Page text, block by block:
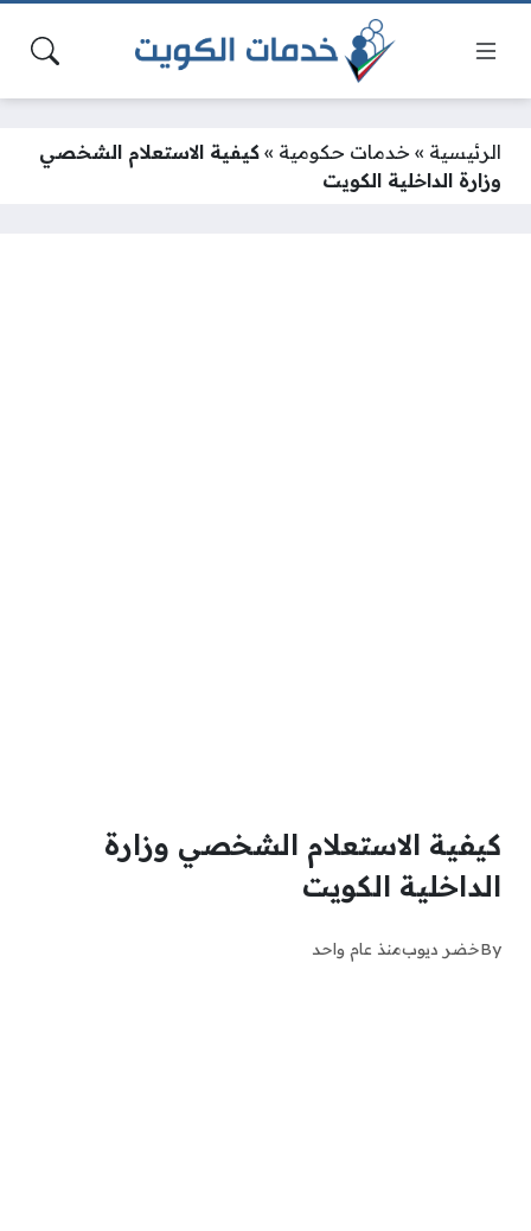
الرئيسية » خدمات حكومية » كيفية الاستعلام الشخصي
وزارة الداخلية الكويت
كيفية الاستعلام الشخصي وزارة
الداخلية الكويت
Byخضر ديوبمنذ عام واحد